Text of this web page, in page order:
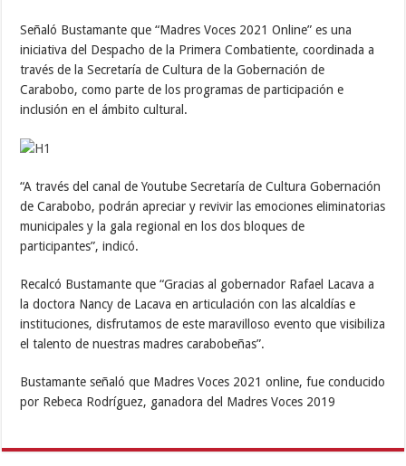
Señaló Bustamante que “Madres Voces 2021 Online” es una
iniciativa del Despacho de la Primera Combatiente, coordinada a
través de la Secretaría de Cultura de la Gobernación de
Carabobo, como parte de los programas de participación e
inclusión en el ámbito cultural.
“A través del canal de Youtube Secretaría de Cultura Gobernación
de Carabobo, podrán apreciar y revivir las emociones eliminatorias
municipales y la gala regional en los dos bloques de
participantes”, indicó.
Recalcó Bustamante que “Gracias al gobernador Rafael Lacava a
la doctora Nancy de Lacava en articulación con las alcaldías e
instituciones, disfrutamos de este maravilloso evento que visibiliza
el talento de nuestras madres carabobeñas”.
Bustamante señaló que Madres Voces 2021 online, fue conducido
por Rebeca Rodríguez, ganadora del Madres Voces 2019